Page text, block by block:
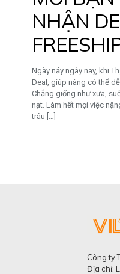
NHẬN
Ngày nảy ngày nay, khi
Deal, giúp nàng có thể
Chẳng giống như xưa,
nạt. Làm hết mọi việc
trâu
Công ty
Địa chỉ: